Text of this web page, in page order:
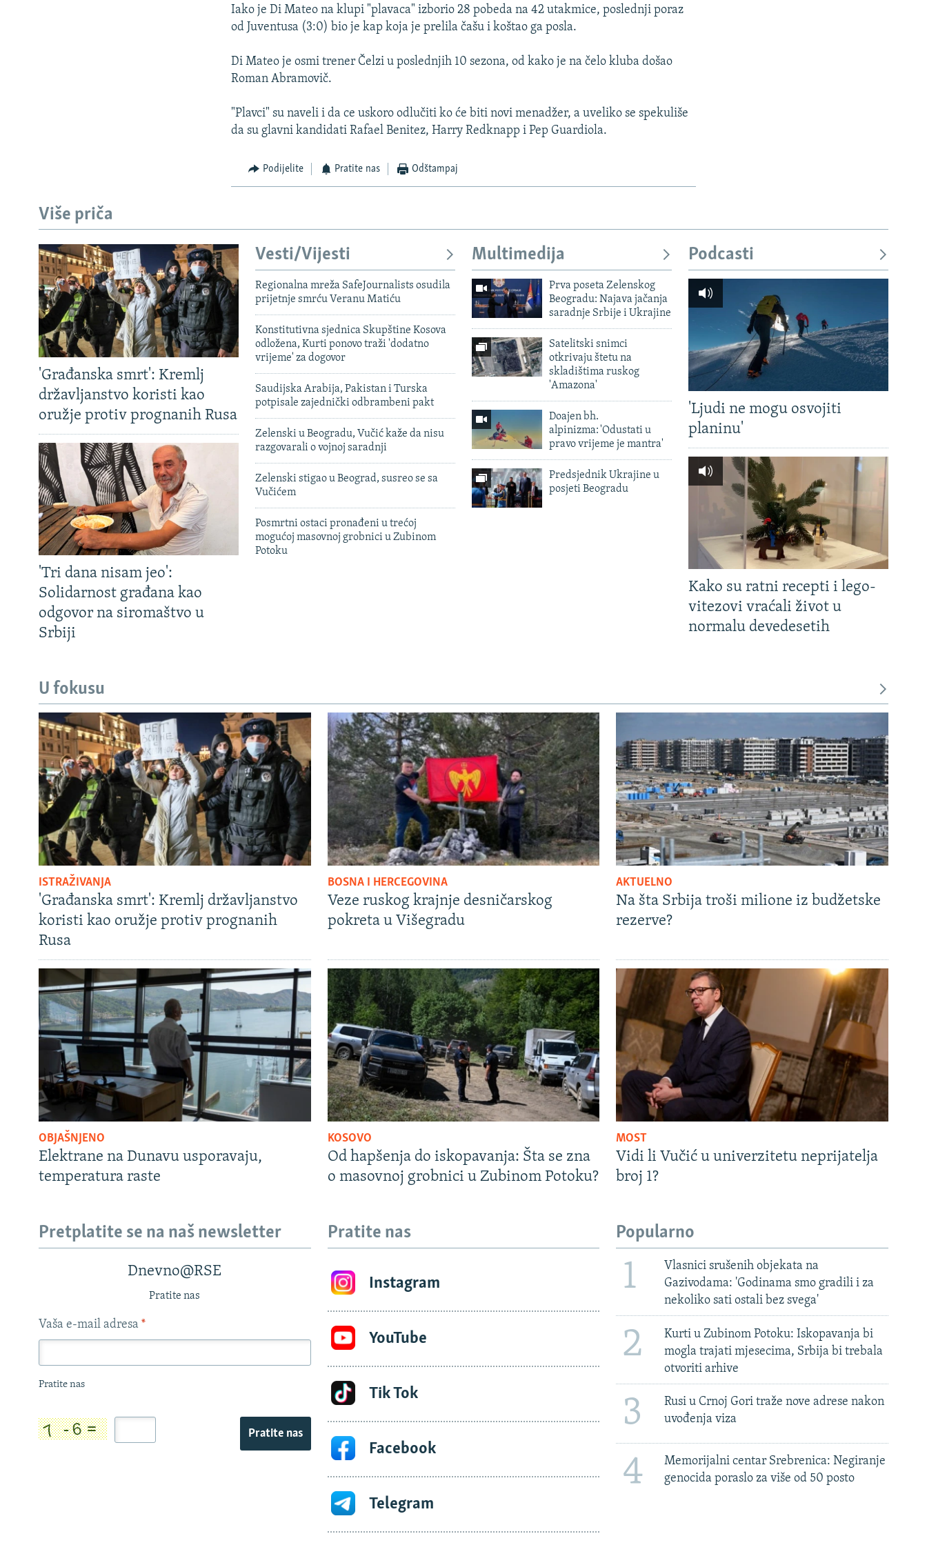
TRI DECENIJE OD RATA U BIH
SVE KARTE DEJTONA
NASTANAK I RASPAD JUGOSLAVIJE
Iako je Di Mateo na klupi "plavaca" izborio 28 pobeda na 42 utakmice, poslednji poraz
od Juventusa (3:0) bio je kap koja je prelila čašu i koštao ga posla.
Di Mateo je osmi trener Čelzi u poslednjih 10 sezona, od kako je na čelo kluba došao
Roman Abramovič.
"Plavci" su naveli i da ce uskoro odlučiti ko će biti novi menadžer, a uveliko se spekuliše
da su glavni kandidati Rafael Benitez, Harry Redknapp i Pep Guardiola.
Podijelite Pratite nas Odštampaj
Više priča
'Građanska smrt': Kremlj
državljanstvo koristi kao
oružje protiv prognanih Rusa
'Tri dana nisam jeo':
Solidarnost građana kao
odgovor na siromaštvo u
Srbiji
Vesti/Vijesti
Regionalna mreža SafeJournalists osudila
prijetnje smrću Veranu Matiću
Konstitutivna sjednica Skupštine Kosova
odložena, Kurti ponovo traži 'dodatno
vrijeme' za dogovor
Saudijska Arabija, Pakistan i Turska
potpisale zajednički odbrambeni pakt
Zelenski u Beogradu, Vučić kaže da nisu
razgovarali o vojnoj saradnji
Zelenski stigao u Beograd, susreo se sa
Vučićem
Posmrtni ostaci pronađeni u trećoj
mogućoj masovnoj grobnici u Zubinom
Potoku
Multimedija
Prva poseta Zelenskog
Beogradu: Najava jačanja
saradnje Srbije i Ukrajine
Satelitski snimci
otkrivaju štetu na
skladištima ruskog
'Amazona'
Doajen bh.
alpinizma: 'Odustati u
pravo vrijeme je mantra'
Predsjednik Ukrajine u
posjeti Beogradu
Podcasti
'Ljudi ne mogu osvojiti
planinu'
Kako su ratni recepti i lego-
vitezovi vraćali život u
normalu devedesetih
U fokusu
ISTRAŽIVANJA
'Građanska smrt': Kremlj državljanstvo
koristi kao oružje protiv prognanih
Rusa
BOSNA I HERCEGOVINA
Veze ruskog krajnje desničarskog
pokreta u Višegradu
AKTUELNO
Na šta Srbija troši milione iz budžetske
rezerve?
OBJAŠNJENO
Elektrane na Dunavu usporavaju,
temperatura raste
KOSOVO
Od hapšenja do iskopavanja: Šta se zna
o masovnoj grobnici u Zubinom Potoku?
MOST
Vidi li Vučić u univerzitetu neprijatelja
broj 1?
Pretplatite se na naš newsletter
Dnevno@RSE
Pratite nas
Vaša e-mail adresa *
Pratite nas
Pratite nas
Pratite nas
Instagram
YouTube
Tik Tok
Facebook
Telegram
Popularno
1
Vlasnici srušenih objekata na
Gazivodama: 'Godinama smo gradili i za
nekoliko sati ostali bez svega'
2
Kurti u Zubinom Potoku: Iskopavanja bi
mogla trajati mjesecima, Srbija bi trebala
otvoriti arhive
3
Rusi u Crnoj Gori traže nove adrese nakon
uvođenja viza
4
Memorijalni centar Srebrenica: Negiranje
genocida poraslo za više od 50 posto